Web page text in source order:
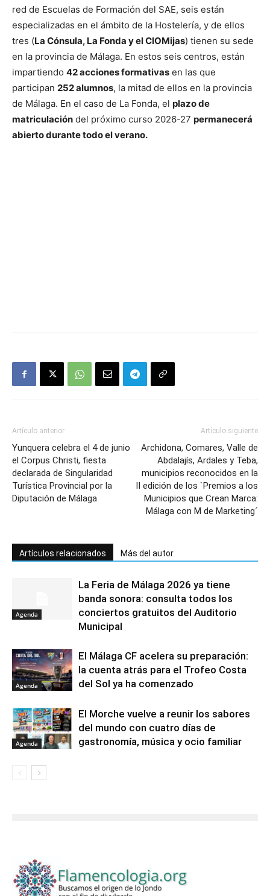
red de Escuelas de Formación del SAE, seis están
especializadas en el ámbito de la Hostelería, y de ellos
tres (La Cónsula, La Fonda y el CIOMijas) tienen su sede
en la provincia de Málaga. En estos seis centros, están
impartiendo 42 acciones formativas en las que
participan 252 alumnos, la mitad de ellos en la provincia
de Málaga. En el caso de La Fonda, el plazo de
matriculación del próximo curso 2026-27 permanecerá
abierto durante todo el verano.
Artículo anterior
Yunquera celebra el 4 de junio
el Corpus Christi, fiesta
declarada de Singularidad
Turística Provincial por la
Diputación de Málaga
Artículo siguiente
Archidona, Comares, Valle de
Abdalajís, Ardales y Teba,
municipios reconocidos en la
II edición de los `Premios a los
Municipios que Crean Marca:
Málaga con M de Marketing´
Artículos relacionados Más del autor
Agenda
La Feria de Málaga 2026 ya tiene
banda sonora: consulta todos los
conciertos gratuitos del Auditorio
Municipal
Agenda
El Málaga CF acelera su preparación:
la cuenta atrás para el Trofeo Costa
del Sol ya ha comenzado
Agenda
El Morche vuelve a reunir los sabores
del mundo con cuatro días de
gastronomía, música y ocio familiar